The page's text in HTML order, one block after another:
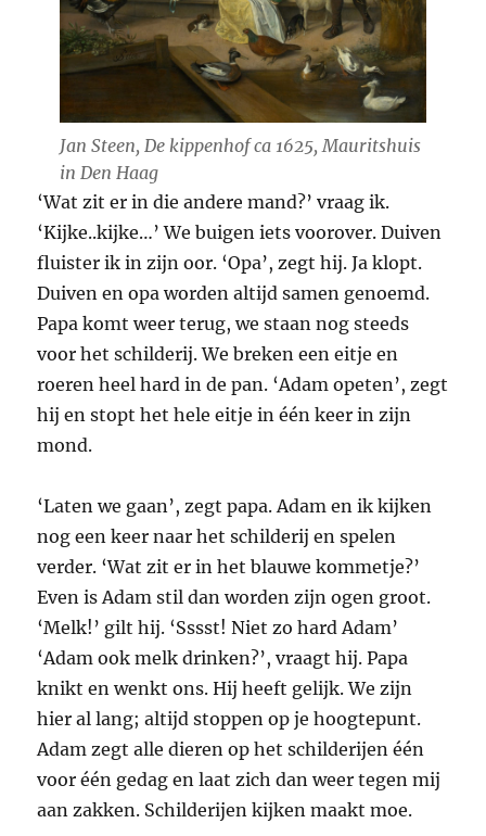
Jan Steen, De kippenhofca 1625, Mauritshuis
in Den Haag
‘Wat zit er in die andere mand?’ vraag ik.
‘Kijke..kijke…’ We buigen iets voorover. Duiven
fluister ik in zijn oor. ‘Opa’, zegt hij. Ja klopt.
Duiven en opa worden altijd samen genoemd.
Papa komt weer terug, we staan nog steeds
voor het schilderij. We breken een eitje en
roeren heel hard in de pan. ‘Adam opeten’, zegt
hij en stopt het hele eitje in één keer in zijn
mond.
‘Laten we gaan’, zegt papa. Adam en ik kijken
nog een keer naar het schilderij en spelen
verder. ‘Wat zit er in het blauwe kommetje?’
Even is Adam stil dan worden zijn ogen groot.
‘Melk!’ gilt hij. ‘Sssst! Niet zo hard Adam’
‘Adam ook melk drinken?’, vraagt hij. Papa
knikt en wenkt ons. Hij heeft gelijk. We zijn
hier al lang; altijd stoppen op je hoogtepunt.
Adam zegt alle dieren op het schilderijen één
voor één gedag en laat zich dan weer tegen mij
aan zakken. Schilderijen kijken maakt moe.